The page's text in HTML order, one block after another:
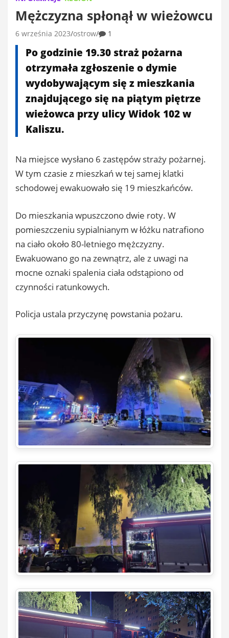
Mężczyzna spłonął w wieżowcu
6 września 2023 ostrow 1
Po godzinie 19.30 straż pożarna
otrzymała zgłoszenie o dymie
wydobywającym się z mieszkania
znajdującego się na piątym piętrze
wieżowca przy ulicy Widok 102 w
Kaliszu.
Na miejsce wysłano 6 zastępów straży pożarnej.
W tym czasie z mieszkań w tej samej klatki
schodowej ewakuowało się 19 mieszkańców.
Do mieszkania wpuszczono dwie roty. W
pomieszczeniu sypialnianym w łóżku natrafiono
na ciało około 80-letniego mężczyzny.
Ewakuowano go na zewnątrz, ale z uwagi na
mocne oznaki spalenia ciała odstąpiono od
czynności ratunkowych.
Policja ustala przyczynę powstania pożaru.